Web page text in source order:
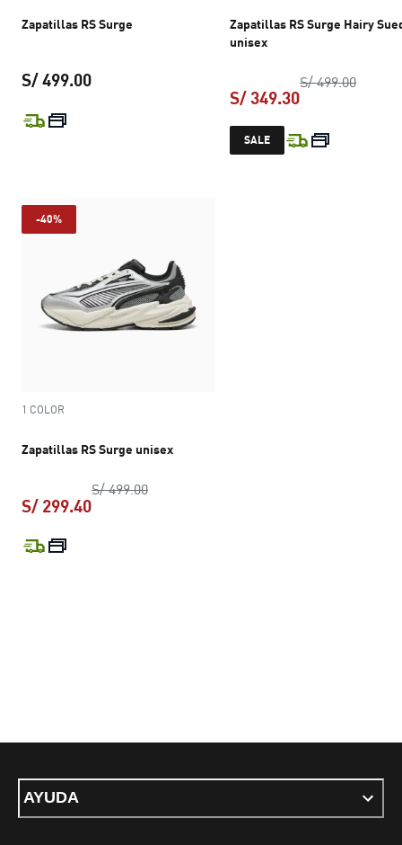
Zapatillas RS Surge
S/ 499.00
Zapatillas RS Surge Hairy
unisex
S/ 499.00precio
S/ 349.30
precio actual
SALE
-40%
1 COLOR
Zapatillas RS Surge unisex
S/ 499.00precio original S/ 499.00
S/ 299.40
AYUDA